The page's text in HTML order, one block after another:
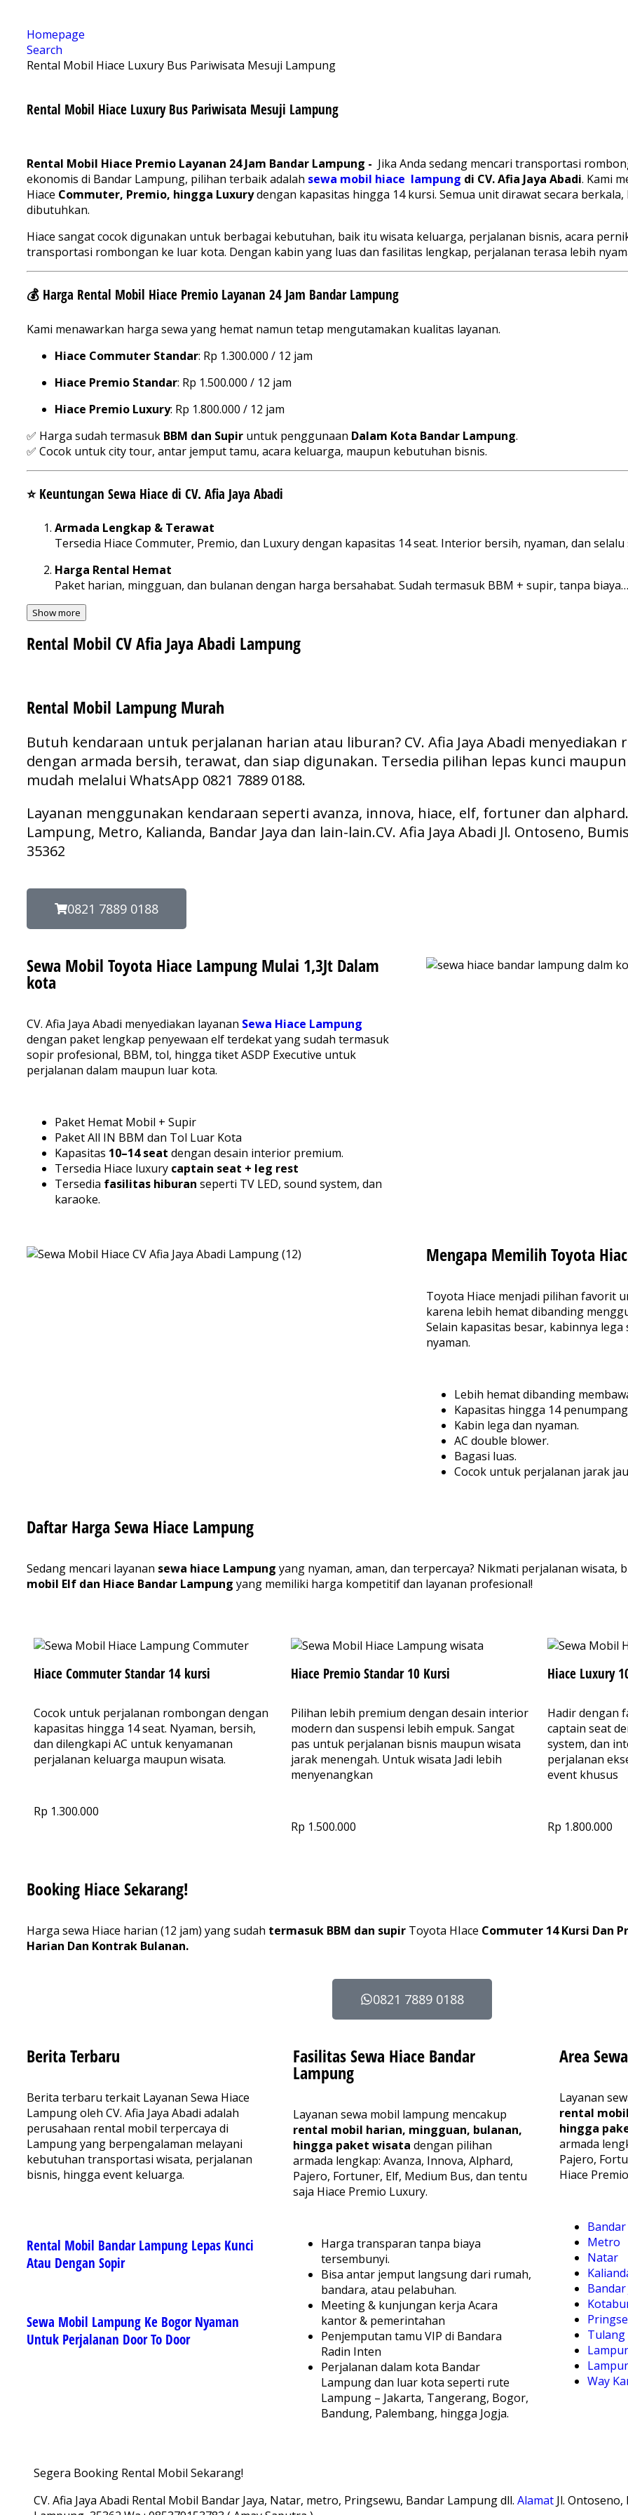
Homepage
Search
Rental Mobil Hiace Luxury Bus Pariwisata Mesuji Lampung
Rental Mobil Hiace Luxury Bus Pariwisata Mesuji Lampung
Rental Mobil Hiace Premio Layanan 24 Jam Bandar Lampung - Jika Anda sedang mencari transportasi
ekonomis di Bandar Lampung, pilihan terbaik adalah sewa mobil hiace lampung di CV. Afia Jaya Abadi. Kami
Hiace Commuter, Premio, hingga Luxurydengan kapasitas hingga 14 kursi. Semua unit dirawat secara
dibutuhkan.
Hiace sangat cocok digunakan untuk berbagai kebutuhan, baik itu wisata keluarga, perjalanan bisnis, acara
transportasi rombongan ke luar kota. Dengan kabin yang luas dan fasilitas lengkap, perjalanan terasa lebih
💰 Harga Rental Mobil Hiace Premio Layanan 24 Jam Bandar Lampung
Kami menawarkan harga sewa yang hemat namun tetap mengutamakan kualitas layanan.
Hiace Commuter Standar: Rp 1.300.000 / 12 jam
Hiace Premio Standar: Rp 1.500.000 / 12 jam
Hiace Premio Luxury: Rp 1.800.000 / 12 jam
✅ Harga sudah termasuk BBM dan Supir untuk penggunaan Dalam Kota Bandar Lampung.
✅ Cocok untuk city tour, antar jemput tamu, acara keluarga, maupun kebutuhan bisnis.
⭐ Keuntungan Sewa Hiace di CV. Afia Jaya Abadi
Armada Lengkap & Terawat
Tersedia Hiace Commuter, Premio, dan Luxury dengan kapasitas 14 seat. Interior bersih, nyaman, dan selalu
Harga Rental Hemat
Paket harian, mingguan, dan bulanan dengan harga bersahabat. Sudah termasuk BBM + supir, tanpa biaya…
Show more
Rental Mobil CV Afia Jaya Abadi Lampung
Rental Mobil Lampung Murah
Butuh kendaraan untuk perjalanan harian atau liburan? CV. Afia Jaya Abadi
dengan armada bersih, terawat, dan siap digunakan. Tersedia pilihan lepas kunci
mudah melalui WhatsApp 0821 7889 0188.
Layanan menggunakan kendaraan seperti avanza, innova, hiace, elf, fortuner dan
Lampung, Metro, Kalianda, Bandar Jaya dan lain-lain.CV. Afia Jaya Abadi Jl. Ontoseno,
35362
0821 7889 0188
Sewa Mobil Toyota Hiace Lampung Mulai 1,3Jt Dalam
kota
CV. Afia Jaya Abadi menyediakan layanan Sewa Hiace Lampung
dengan paket lengkap penyewaan elf terdekat yang sudah termasuk
sopir profesional, BBM, tol, hingga tiket ASDP Executive untuk
perjalanan dalam maupun luar kota.
Paket Hemat Mobil + Supir
Paket All IN BBM dan Tol Luar Kota
Kapasitas 10–14 seat dengan desain interior premium.
Tersedia Hiace luxury captain seat + leg rest
Tersedia fasilitas hiburan seperti TV LED, sound system, dan
karaoke.
Mengapa Memilih Toyota
Toyota Hiace menjadi pilihan favorit
karena lebih hemat dibanding
Selain kapasitas besar, kabinnya
nyaman.
Lebih hemat dibanding
Kapasitas hingga 14
Kabin lega dan nyaman.
AC double blower.
Bagasi luas.
Cocok untuk perjalanan jarak
Daftar Harga Sewa Hiace Lampung
Sedang mencari layanan sewa hiace Lampung yang nyaman, aman, dan terpercaya? Nikmati perjalanan wisata,
mobil Elf dan Hiace Bandar Lampung yang memiliki harga kompetitif dan layanan profesional!
Hiace Commuter Standar 14 kursi
Cocok untuk perjalanan rombongan dengan
kapasitas hingga 14 seat. Nyaman, bersih,
dan dilengkapi AC untuk kenyamanan
perjalanan keluarga maupun wisata.​
Rp 1.300.000
Hiace Premio Standar 10 Kursi
Pilihan lebih premium dengan desain interior
modern dan suspensi lebih empuk. Sangat
pas untuk perjalanan bisnis maupun wisata
jarak menengah. Untuk wisata Jadi lebih
menyenangkan​
Rp 1.500.000
Hiace Luxury
Hadir dengan
captain seat
system, dan
perjalanan
event khusus
Rp 1.800.000
Booking Hiace Sekarang!
Harga sewa Hiace harian (12 jam) yang sudah termasuk BBM dan supir Toyota HIace Commuter 14 Kursi Dan
Harian Dan Kontrak Bulanan.
0821 7889 0188
Berita Terbaru
Berita terbaru terkait Layanan Sewa Hiace
Lampung oleh CV. Afia Jaya Abadi adalah
perusahaan rental mobil terpercaya di
Lampung yang berpengalaman melayani
kebutuhan transportasi wisata, perjalanan
bisnis, hingga event keluarga.
Rental Mobil Bandar Lampung Lepas Kunci
Atau Dengan Sopir
Sewa Mobil Lampung Ke Bogor Nyaman
Untuk Perjalanan Door To Door
Fasilitas Sewa Hiace Bandar
Lampung
Layanan sewa mobil lampung mencakup
rental mobil harian, mingguan, bulanan,
hingga paket wisata dengan pilihan
armada lengkap: Avanza, Innova, Alphard,
Pajero, Fortuner, Elf, Medium Bus, dan tentu
saja Hiace Premio Luxury.
Harga transparan tanpa biaya
tersembunyi.
Bisa antar jemput langsung dari rumah,
bandara, atau pelabuhan.
Meeting & kunjungan kerja Acara
kantor & pemerintahan
Penjemputan tamu VIP di Bandara
Radin Inten
Perjalanan dalam kota Bandar
Lampung dan luar kota seperti rute
Lampung – Jakarta, Tangerang, Bogor,
Bandung, Palembang, hingga Jogja.
Area
Layanan
rental
hingga
armada
Pajero,
Hiace
Metro
Natar
Bandar
Tulang
Way
Segera Booking Rental Mobil Sekarang!
CV. Afia Jaya Abadi Rental Mobil Bandar Jaya, Natar, metro, Pringsewu, Bandar Lampung dll. Alamat Jl.